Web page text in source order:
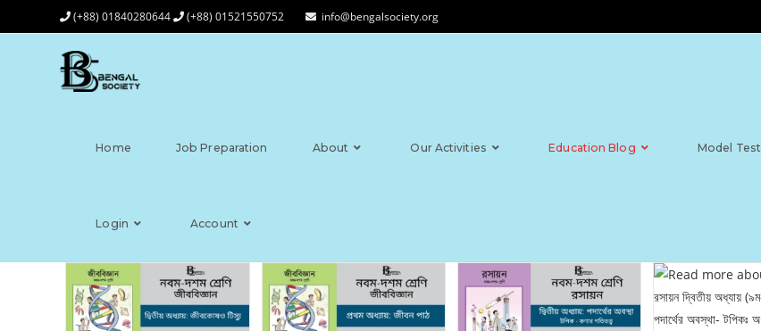
(+88) 01840280644 (+88) 01521550752 info@bengalsociety.org
Home Job Preparation About Our Activities Education Blog Model Test
Login Account